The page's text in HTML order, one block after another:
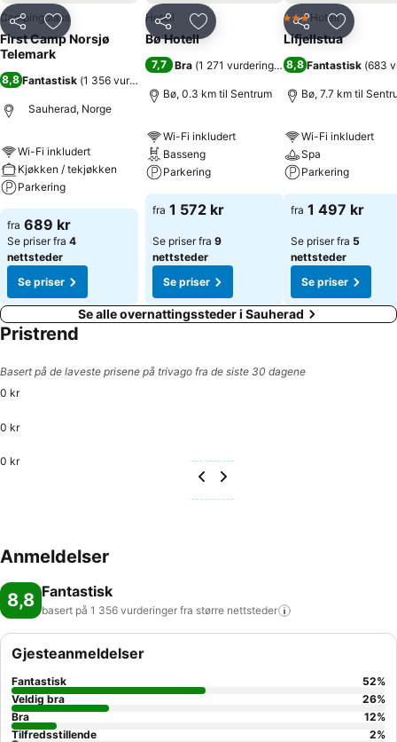
Del Legg til i favoritter
Campingplass
First Camp Norsjø
Telemark
8,8Fantastisk (1 356 vurderinger
Sauherad, Norge
Wi-Fi inkludert
Kjøkken / tekjøkken
Parkering
fra 689 kr
Se priser fra 4
nettsteder
Se priser
Del Legg til i favoritter
Hotell
Bø Hotell
7,7 Bra (1 271 vurderinger)
Bø, 0.3 km til Sentrum
Wi-Fi inkludert
Basseng
Parkering
fra 1 572 kr
Se priser fra 9
nettsteder
Se priser
Del Legg til
3 Stjerner
Hotell
Lifjellstua
8,8 Fantastisk (683
Bø, 7.7 km til
Wi-Fi inkludert
Spa
Parkering
fra 1 497 kr
Se priser fra 5
nettsteder
Se priser
Se alle overnattingssteder i Sauherad
Pristrend
Basert på de laveste prisene på trivago fra de siste 30 dagene
0 kr
0 kr
0 kr
Anmeldelser
8,8 Fantastisk
basert på 1 356 vurderinger fra større nettsteder
Gjesteanmeldelser
Fantastisk 52%
Veldig bra
26%
Bra
12%
Tilfredsstillende
2%